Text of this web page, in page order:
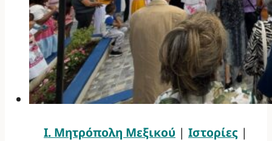
Ι. Μητρόπολη Μεξικού | Ιστορίες |